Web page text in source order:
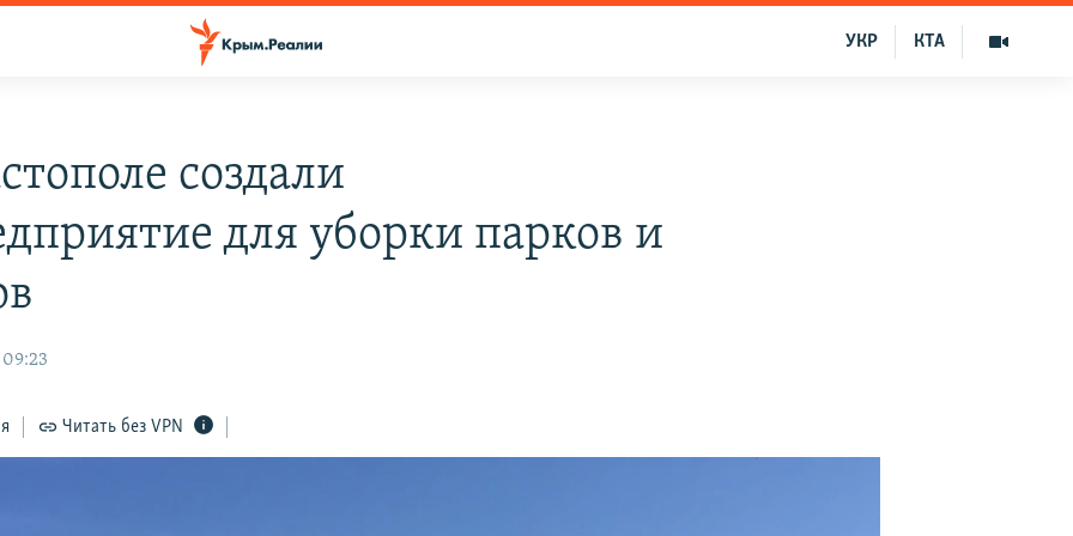
КТА
УКР
создали
для уборки парков и
09:23
Читать без VPN